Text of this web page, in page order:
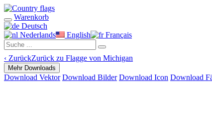
Warenkorb
Deutsch
Nederlands
English Français
‹ ZurückZurück zu Flagge von Michigan
Mehr Downloads
Download Vektor Download Bilder Download Icon Download